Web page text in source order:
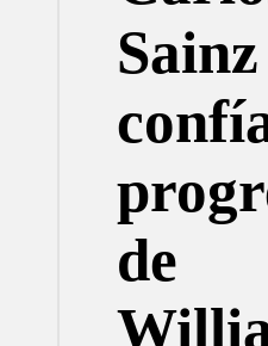
Sainz
de